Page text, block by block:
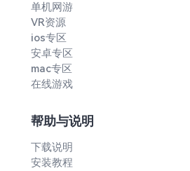
单机网游
VR资源
ios专区
安卓专区
mac专区
在线游戏
帮助与说明
下载说明
安装教程